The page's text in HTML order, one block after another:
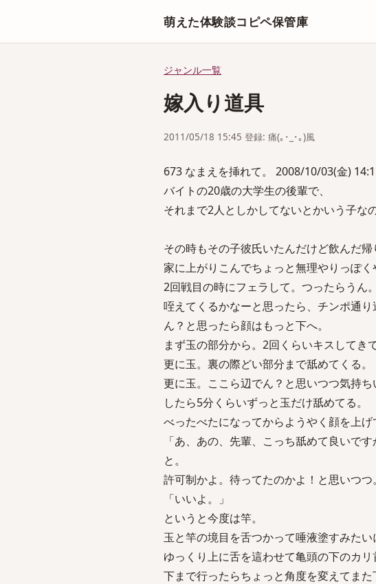
萌えた体験談コピペ保管庫
ジャンル一覧
嫁入り道具
2011/05/18 15:45 登録: 痛(｡･_･｡)風
673 なまえを挿れて。 2008/10/03(金)
バイトの20歳の大学生の後輩で、
それまで2人としかしてないとかいう子な
その時もその子彼氏いたんだけど飲んだ
家に上がりこんでちょっと無理やりっぽ
2回戦目の時にフェラして。つったらうん
咥えてくるかなーと思ったら、チンポ通り
ん？と思ったら顔はもっと下へ。
まず玉の部分から。2回くらいキスしてき
更に玉。裏の際どい部分まで舐めてくる。
更に玉。ここら辺でん？と思いつつ気持
したら5分くらいずっと玉だけ舐めてる。
べったべたになってからようやく顔を上げ
「あ、あの、先輩、こっち舐めて良いです
と。
許可制かよ。待ってたのかよ！と思いつつ。
「いいよ。」
というと今度は竿。
玉と竿の境目を舌つかって唾液塗すみた
ゆっくり上に舌を這わせて亀頭の下のカリ
下まで行ったらちょっと角度を変えてまた